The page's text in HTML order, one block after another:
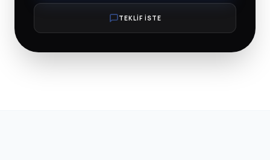
TEKLİF İSTE